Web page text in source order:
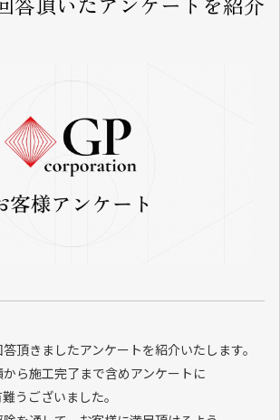
頂きましたアンケートを紹介いたします。
ら施工完了まで含めアンケートに
うございました。